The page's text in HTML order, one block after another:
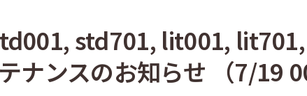
std701, lit001,
ナンスのお知らせ （7/19